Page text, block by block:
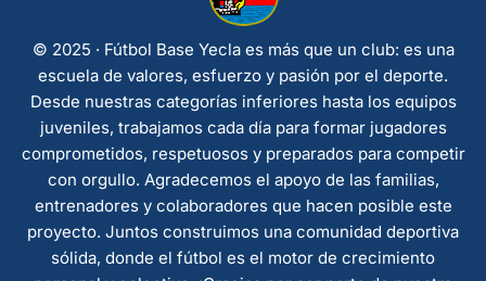
© 2025 · Fútbol Base Yecla es más que un club: es una
escuela de valores, esfuerzo y pasión por el deporte.
Desde nuestras categorías inferiores hasta los equipos
juveniles, trabajamos cada día para formar jugadores
comprometidos, respetuosos y preparados para competir
con orgullo. Agradecemos el apoyo de las familias,
entrenadores y colaboradores que hacen posible este
proyecto. Juntos construimos una comunidad deportiva
sólida, donde el fútbol es el motor de crecimiento